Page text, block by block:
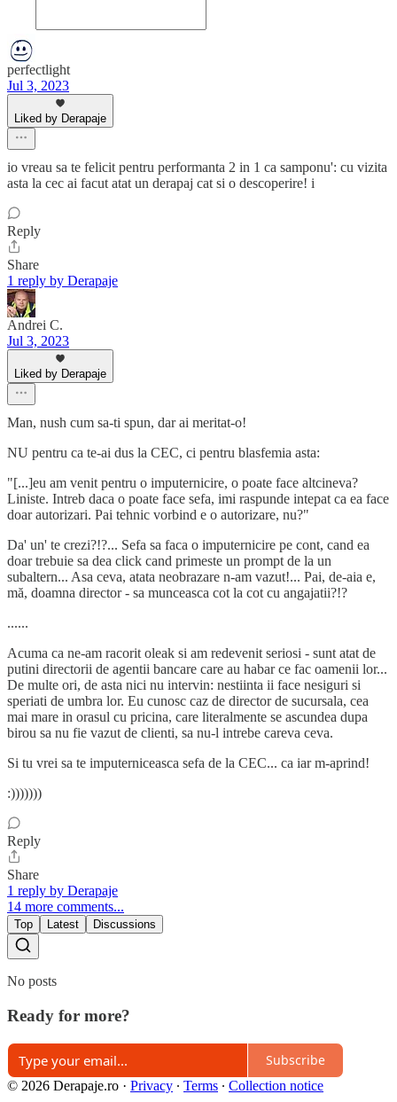
perfectlight
Jul 3, 2023
Liked by Derapaje
io vreau sa te felicit pentru performanta 2 in 1 ca samponu': cu vizita
asta la cec ai facut atat un derapaj cat si o descoperire! i
Reply
Share
1 reply by Derapaje
Andrei C.
Jul 3, 2023
Liked by Derapaje
Man, nush cum sa-ti spun, dar ai meritat-o!
NU pentru ca te-ai dus la CEC, ci pentru blasfemia asta:
"[...]eu am venit pentru o imputernicire, o poate face altcineva?
Liniste. Intreb daca o poate face sefa, imi raspunde intepat ca ea face
doar autorizari. Pai tehnic vorbind e o autorizare, nu?"
Da' un' te crezi?!?... Sefa sa faca o imputernicire pe cont, cand ea
doar trebuie sa dea click cand primeste un prompt de la un
subaltern... Asa ceva, atata neobrazare n-am vazut!... Pai, de-aia e,
mă, doamna director - sa munceasca cot la cot cu angajatii?!?
......
Acuma ca ne-am racorit oleak si am redevenit seriosi - sunt atat de
putini directorii de agentii bancare care au habar ce fac oamenii lor...
De multe ori, de asta nici nu intervin: nestiinta ii face nesiguri si
speriati de umbra lor. Eu cunosc caz de director de sucursala, cea
mai mare in orasul cu pricina, care literalmente se ascundea dupa
birou sa nu fie vazut de clienti, sa nu-l intrebe careva ceva.
Si tu vrei sa te imputerniceasca sefa de la CEC... ca iar m-aprind!
:)))))))
Reply
Share
1 reply by Derapaje
14 more comments...
Top Latest Discussions
No posts
Ready for more?
Subscribe
© 2026 Derapaje.ro · Privacy ∙ Terms ∙ Collection notice